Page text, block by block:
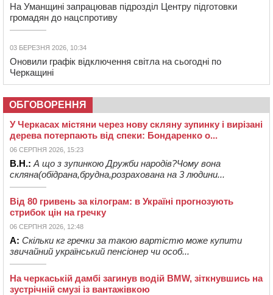
На Уманщині запрацював підрозділ Центру підготовки
громадян до нацспротиву
03 БЕРЕЗНЯ 2026, 10:34
Оновили графік відключення світла на сьогодні по
Черкащині
ОБГОВОРЕННЯ
У Черкасах містяни через нову скляну зупинку і вирізані
дерева потерпають від спеки: Бондаренко о...
06 СЕРПНЯ 2026, 15:23
В.Н.: А що з зупинкою Дружби народів?Чому вона
скляна(обідрана,брудна,розрахована на 3 людини...
Від 80 гривень за кілограм: в Україні прогнозують
стрибок цін на гречку
06 СЕРПНЯ 2026, 12:48
А: Скільки кг гречки за такою вартістю може купити
звичайний український пенсіонер чи особ...
На черкаській дамбі загинув водій BMW, зіткнувшись на
зустрічній смузі із вантажівкою